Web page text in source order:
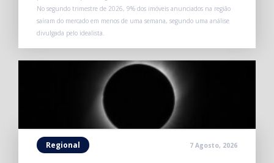
No segundo trimestre de 2026, 9% dos imóveis anunciados na região
saíram do mercado em menos de uma semana, segundo uma análise
divulgada pelo idealista.
Regional 7 Agosto, 2026